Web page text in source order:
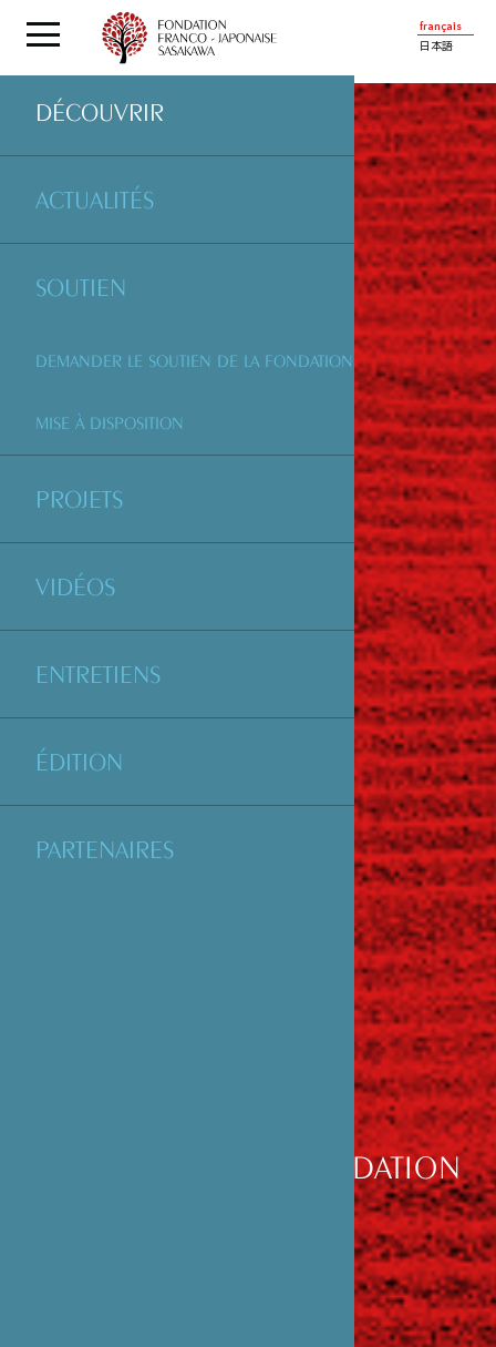
français
日本語
DÉCOUVRIR
ACTUALITÉS
SOUTIEN
DEMANDER LE SOUTIEN DE LA FONDATION
MISE À DISPOSITION
PROJETS
VIDÉOS
ENTRETIENS
ÉDITION
PARTENAIRES
LA FONDATION